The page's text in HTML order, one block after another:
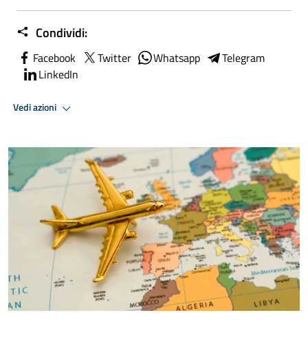
Condividi:
Facebook Twitter Whatsapp
Telegram
LinkedIn
Vedi azioni